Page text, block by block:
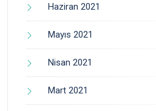
Haziran 2021
Mayıs 2021
Nisan 2021
Mart 2021